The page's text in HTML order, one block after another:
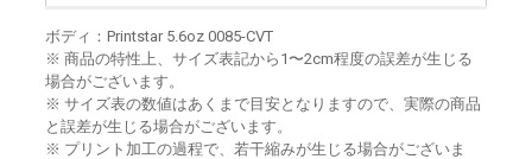
ボディ：Printstar 5.6oz 0085-CVT
※ 商品の特性上、サイズ表記から1〜2cm程度の誤差が生じる
場合がございます。
※ サイズ表の数値はあくまで目安となりますので、実際の商品
と誤差が生じる場合がございます。
※ プリント加工の過程で、若干縮みが生じる場合がございま